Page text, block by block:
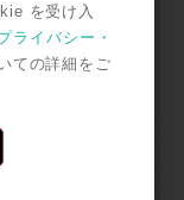
を受け入
ライバシー・
ての詳細をご